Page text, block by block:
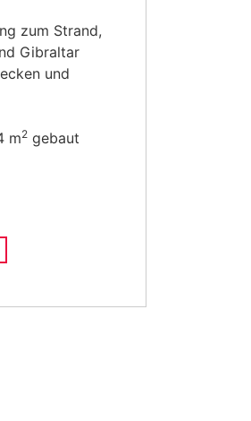
zum Strand,
Gibraltar
und
m2 gebaut